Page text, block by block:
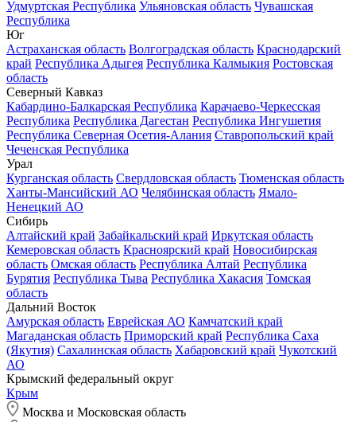
Удмуртская Республика Ульяновская область Чувашская
Республика
Юг
Астраханская область Волгоградская область Краснодарский
край Республика Адыгея Республика Калмыкия Ростовская
область
Северный Кавказ
Кабардино-Балкарская Республика Карачаево-Черкесская
Республика Республика Дагестан Республика Ингушетия
Республика Северная Осетия-Алания Ставропольский край
Чеченская Республика
Урал
Курганская область Свердловская область Тюменская область
Ханты-Мансийский АО Челябинская область Ямало-
Ненецкий АО
Сибирь
Алтайский край Забайкальский край Иркутская область
Кемеровская область Красноярский край Новосибирская
область Омская область Республика Алтай Республика
Бурятия Республика Тыва Республика Хакасия Томская
область
Дальний Восток
Амурская область Еврейская АО Камчатский край
Магаданская область Приморский край Республика Саха
(Якутия) Сахалинская область Хабаровский край Чукотский
АО
Крымский федеральный округ
Крым
Москва и Московская область